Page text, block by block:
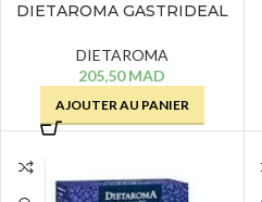
DIETAROMA GASTRIDEAL
CAPSULES
DIETAROMA
205,50MAD
AJOUTER AU PANIER